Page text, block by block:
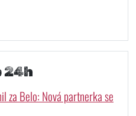
24h
za Belo: Nová partnerka se